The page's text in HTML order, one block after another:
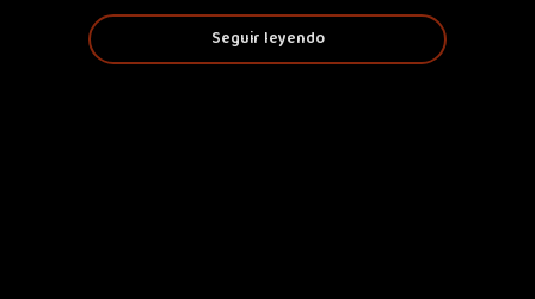
Seguir leyendo